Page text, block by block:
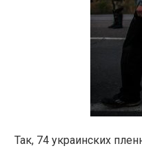
Так, 74 украинских